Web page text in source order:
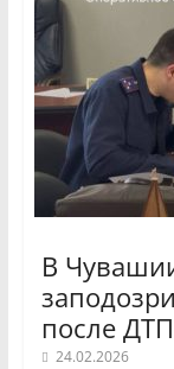
В
после ДТП
24.02.2026